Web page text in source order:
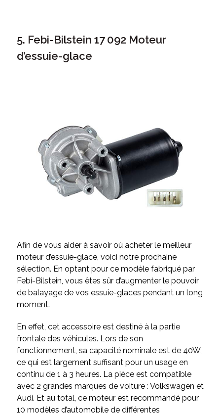
5. Febi-Bilstein 17 092 Moteur
d’essuie-glace
Afin de vous aider à savoir où acheter le meilleur
moteur d’essuie-glace, voici notre prochaine
sélection. En optant pour ce modèle fabriqué par
Febi-Bilstein, vous êtes sûr d’augmenter le pouvoir
de balayage de vos essuie-glaces pendant un long
moment.
En effet, cet accessoire est destiné à la partie
frontale des véhicules. Lors de son
fonctionnement, sa capacité nominale est de 40W,
ce qui est largement suffisant pour un usage en
continu de 1 à 3 heures. La pièce est compatible
avec 2 grandes marques de voiture : Volkswagen et
Audi. Et au total, ce moteur est recommandé pour
10 modèles d’automobile de différentes